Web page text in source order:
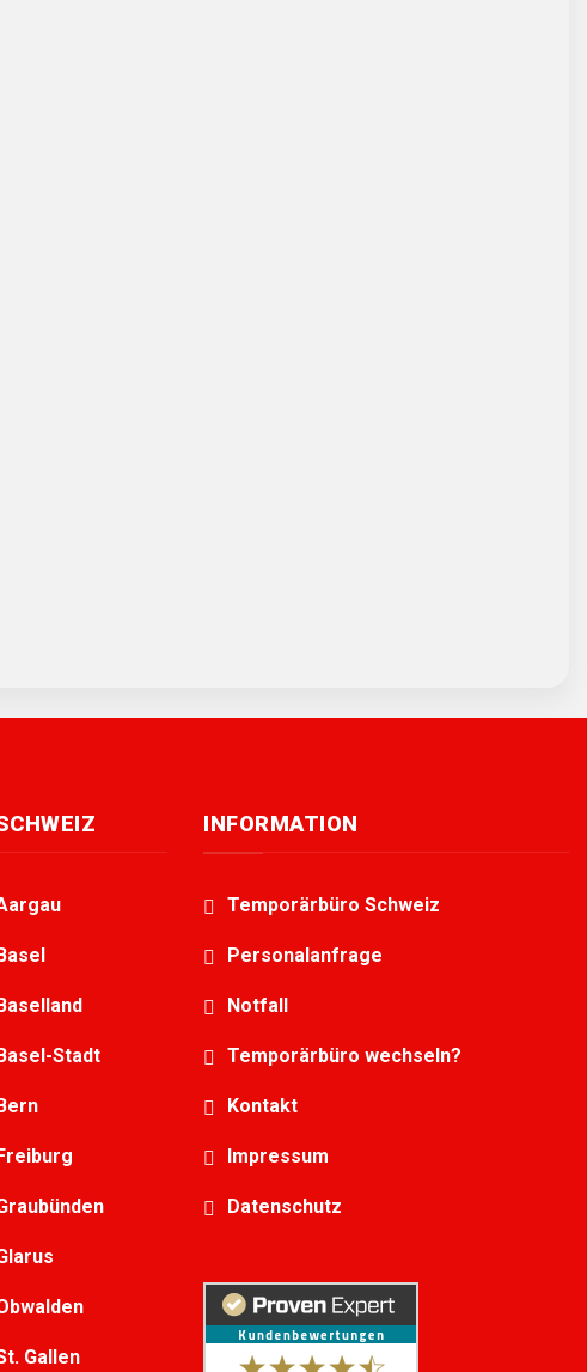
Stadt
Gallen
INFORMATION
Temporärbüro Schweiz
Personalanfrage
Notfall
Temporärbüro wechseln?
Kontakt
Impressum
Datenschutz